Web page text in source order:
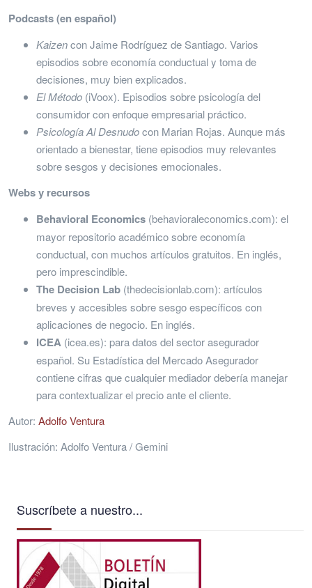
Podcasts (en español)
Kaizencon Jaime Rodríguez de Santiago. Varios
episodios sobre economía conductual y toma de
decisiones, muy bien explicados.
El Método (iVoox). Episodios sobre psicología del
consumidor con enfoque empresarial práctico.
Psicología Al Desnudocon Marian Rojas. Aunque más
orientado a bienestar, tiene episodios muy relevantes
sobre sesgos y decisiones emocionales.
Webs y recursos
Behavioral Economics (behavioraleconomics.com): el
mayor repositorio académico sobre economía
conductual, con muchos artículos gratuitos. En inglés,
pero imprescindible.
The Decision Lab (thedecisionlab.com): artículos
breves y accesibles sobre sesgo específicos con
aplicaciones de negocio. En inglés.
ICEA (icea.es): para datos del sector asegurador
español. Su Estadística del Mercado Asegurador
contiene cifras que cualquier mediador debería manejar
para contextualizar el precio ante el cliente.
Autor: Adolfo Ventura
Ilustración: Adolfo Ventura / Gemini
Suscríbete a nuestro...